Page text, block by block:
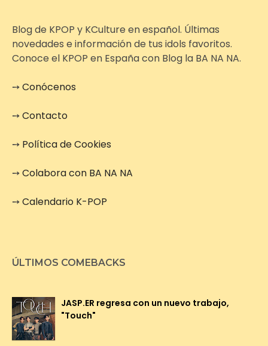
Blog de KPOP y KCulture en español. Últimas
novedades e información de tus idols favoritos.
Conoce el KPOP en España con Blog la BA NA NA.
➙Conócenos
➙Contacto
➙ Política de Cookies
➙Colabora con BA NA NA
➙Calendario K-POP
ÚLTIMOS COMEBACKS
JASP.ER regresa con un nuevo trabajo,
"Touch"